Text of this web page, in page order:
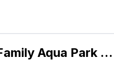
Sunny Days Mirette Family Aqua Park Resort